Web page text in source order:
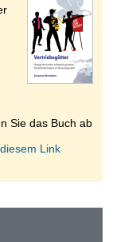
Sie das Buch ab
Link